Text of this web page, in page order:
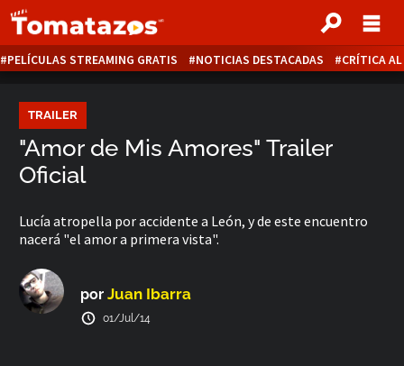
PELÍCULAS STREAMING GRATIS NOTICIAS DESTACADAS CRÍTICA
TRAILER
"Amor de Mis Amores" Trailer
Oficial
Lucía atropella por accidente a León, y de este encuentro
nacerá "el amor a primera vista".
por Juan Ibarra
01/Jul/14